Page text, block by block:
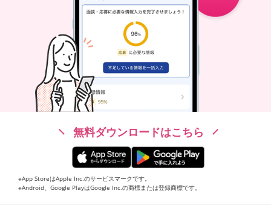
無料ダウンロードはこちら
※App StoreはApple Inc.のサービスマークです。
※Android、Google PlayはGoogle Inc.の商標または登録商標です。